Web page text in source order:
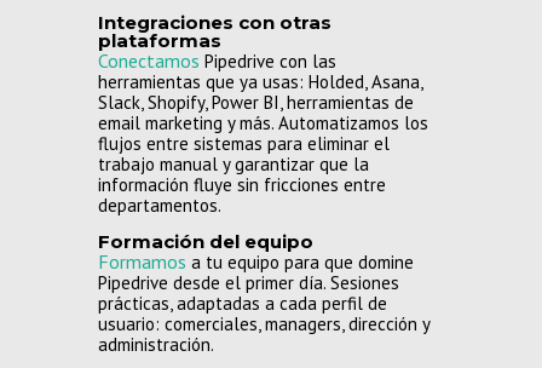
Integraciones con otras
plataformas
Conectamos Pipedrive con las
herramientas que ya usas: Holded, Asana,
Slack, Shopify, Power BI, herramientas de
email marketing y más. Automatizamos los
flujos entre sistemas para eliminar el
trabajo manual y garantizar que la
información fluye sin fricciones entre
departamentos.
Formación del equipo
Formamos a tu equipo para que domine
Pipedrive desde el primer día. Sesiones
prácticas, adaptadas a cada perfil de
usuario: comerciales, managers, dirección y
administración.